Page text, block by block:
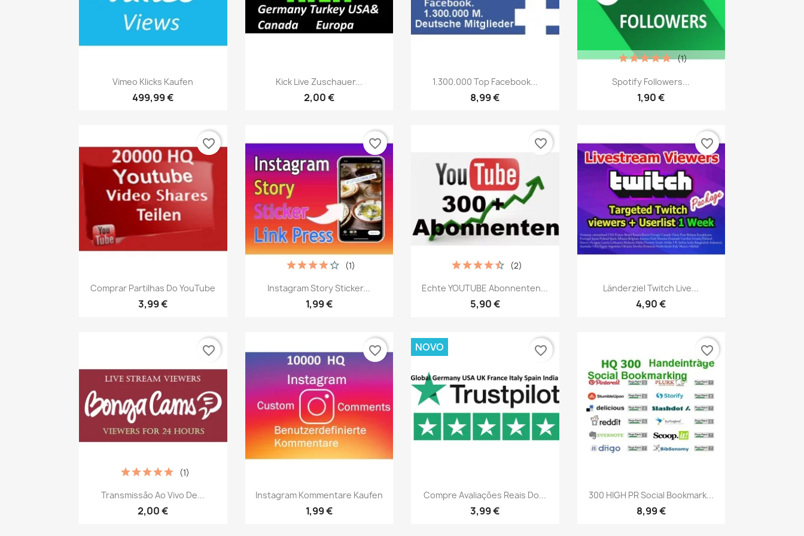
Vista rápida
Vimeo Klicks Kaufen
499,99 €
 Vista rápida
Kick Live Zuschauer...
2,00 €
Vista rápida
1.300.000 Top Facebook...
8,99 €
Vista rápida
Spotify Followers...
1,90 €
(1)
Vista rápida
Comprar Partilhas Do YouTube
3,99 €
favorite_border
Vista rápida
Instagram Story Sticker...
1,99 €
(1)
favorite_border
Vista rápida
Echte YOUTUBE Abonnenten...
5,90 €
(2)
favorite_border
Vista rápida
Länderziel Twitch Live...
4,90 €
favorite_border
Vista rápida
Transmissão Ao Vivo De...
2,00 €
(1)
favorite_border
Vista rápida
Instagram Kommentare Kaufen
1,99 €
favorite_border
Vista rápida
Compre Avaliações Reais Do...
3,99 €
NOVO favorite_border
Vista rápida
300 HIGH PR Social Bookmark...
8,99 €
favorite_border